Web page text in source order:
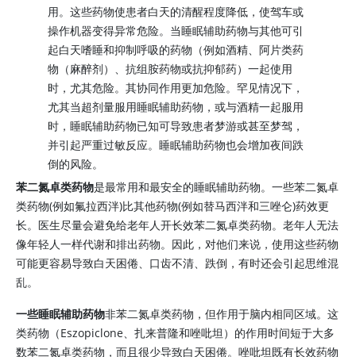
用。这些药物使患者白天的清醒程度降低，使驾车或
操作机器变得异常危险。当睡眠辅助药物与其他可引
起白天嗜睡和抑制呼吸的药物（例如酒精、阿片类药
物（麻醉剂）、抗组胺药物或抗抑郁药）一起使用
时，尤其危险。其协同作用更加危险。罕见情况下，
尤其当超剂量服用睡眠辅助药物，或与酒精一起服用
时，睡眠辅助药物已知可导致患者梦游或甚至梦驾，
并引起严重过敏反应。睡眠辅助药物也会增加夜间跌
倒的风险。
苯二氮卓类药物是最常用和最安全的睡眠辅助药物。一些苯二氮卓
类药物(例如氟拉西泮)比其他药物(例如替马西泮和三唑仑)药效更
长。医生尽量会避免给老年人开长效苯二氮卓类药物。老年人无法
像年轻人一样代谢和排出药物。因此，对他们来说，使用这些药物
可能更容易导致白天困倦、口齿不清、跌倒，有时还会引起思维混
乱。
一些睡眠辅助药物非苯二氮卓类药物，但作用于脑内相同区域。这
类药物（Eszopiclone、扎来普隆和唑吡坦）的作用时间短于大多
数苯二氮卓类药物，而且很少导致白天困倦。唑吡坦既有长效药物